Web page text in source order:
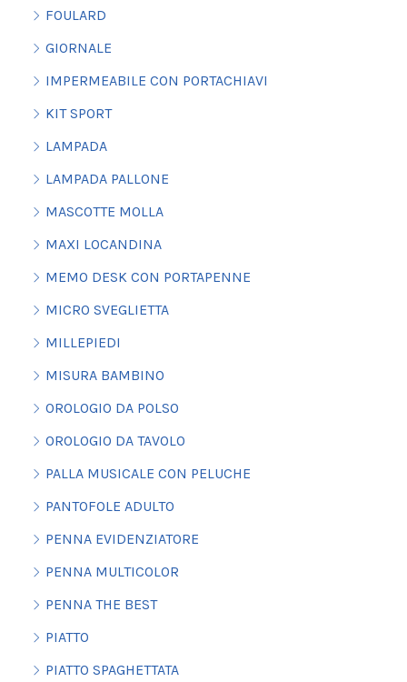
FOULARD
GIORNALE
IMPERMEABILE CON PORTACHIAVI
KIT SPORT
LAMPADA
LAMPADA PALLONE
MASCOTTE MOLLA
MAXI LOCANDINA
MEMO DESK CON PORTAPENNE
MICRO SVEGLIETTA
MILLEPIEDI
MISURA BAMBINO
OROLOGIO DA POLSO
OROLOGIO DA TAVOLO
PALLA MUSICALE CON PELUCHE
PANTOFOLE ADULTO
PENNA EVIDENZIATORE
PENNA MULTICOLOR
PENNA THE BEST
PIATTO
PIATTO SPAGHETTATA